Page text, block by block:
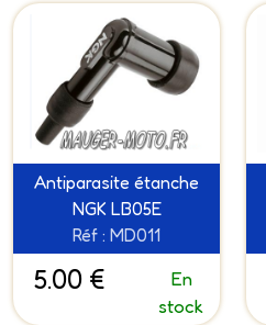
Antiparasite étanche
NGK LB05E
Réf : MD011
5.00 €
En
stock